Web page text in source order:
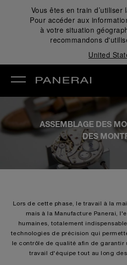
Vous êtes en train d’utiliser
Pour accéder aux
à votre situation
recommandons
United
ASSEMBLAGE DES
DES
Lors de cette phase, le travail à la
mais à la Manufacture Panerai,
humaines, totalement
technologies de précision qui
le contrôle de qualité afin de garantir
travail d'équipe tout au long